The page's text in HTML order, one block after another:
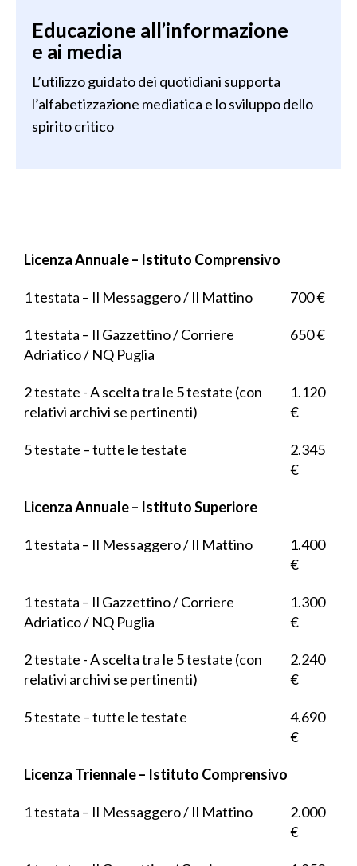
Educazione all’informazione
e ai media
L’utilizzo guidato dei quotidiani supporta
l’alfabetizzazione mediatica e lo sviluppo dello
spirito critico
Licenza Annuale – Istituto Comprensivo
1 testata – Il Messaggero / Il Mattino 700 €
1 testata – Il Gazzettino / Corriere
Adriatico / NQ Puglia
650 €
2 testate - A scelta tra le 5 testate (con
relativi archivi se pertinenti)
1.120
€
5 testate – tutte le testate
2.345
€
Licenza Annuale – Istituto Superiore
1 testata – Il Messaggero / Il Mattino
1.400
€
1 testata – Il Gazzettino / Corriere
Adriatico / NQ Puglia
1.300
€
2 testate - A scelta tra le 5 testate (con
relativi archivi se pertinenti)
2.240
€
5 testate – tutte le testate
4.690
€
Licenza Triennale – Istituto Comprensivo
1 testata – Il Messaggero / Il Mattino
2.000
€